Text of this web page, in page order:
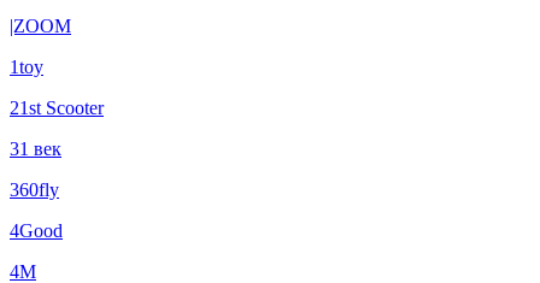
|ZOOM
1toy
21st Scooter
31 век
360fly
4Good
4М